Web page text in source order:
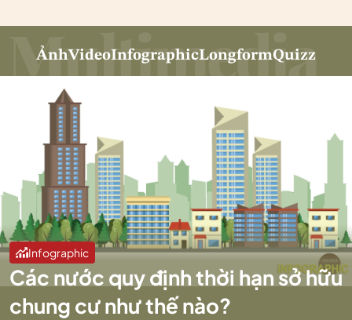
ẢnhVideoInfographicLongformQuizz
Infographic
Các nước quy định thời hạn sở hữu
chung cư như thế nào?